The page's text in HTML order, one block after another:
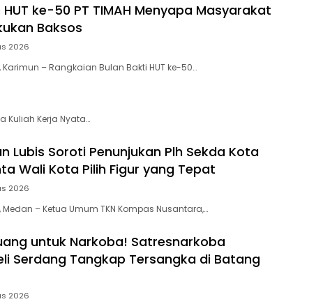
HUT ke-50 PT TIMAH Menyapa Masyarakat
Baksos
2026
– Rangkaian Bulan Bakti HUT ke-50…
Kuliah Kerja Nyata…
Lubis Soroti Penunjukan Plh Sekda Kota
Wali Kota Pilih Figur yang Tepat
2026
– Ketua Umum TKN Kompas Nusantara,…
untuk Narkoba! Satresnarkoba
Serdang Tangkap Tersangka di Batang
2026